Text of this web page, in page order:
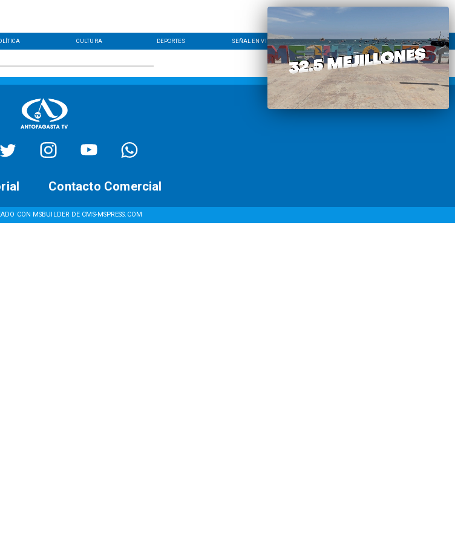
CULTURA DEPORTES SEÑAL EN VIVO CONTACTO LÍNEA EDITORIAL
CON MSBUILDER DE CMS-MSPRESS.COM
Contacto Comercial